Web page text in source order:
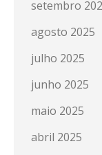
setembro
agosto 2025
julho 2025
junho 2025
maio 2025
abril 2025